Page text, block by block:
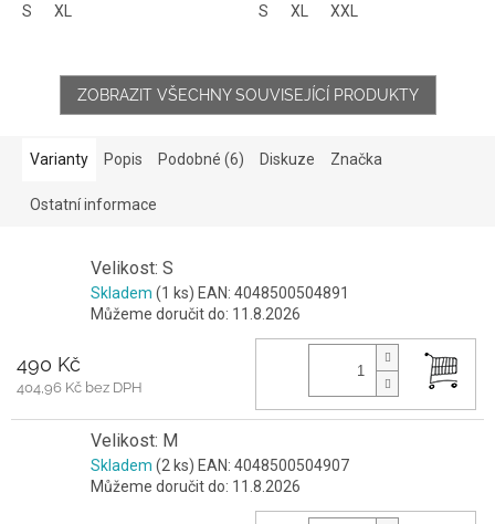
S XL S XL XXL
ZOBRAZIT VŠECHNY SOUVISEJÍCÍ PRODUKTY
Varianty Popis Podobné (6) Diskuze Značka
Ostatní informace
Velikost: S
Skladem (1 ks) EAN: 4048500504891
Můžeme doručit do: 11.8.2026
490 Kč
404,96 Kč bez DPH
Velikost: M
Skladem (2 ks) EAN: 4048500504907
Můžeme doručit do: 11.8.2026